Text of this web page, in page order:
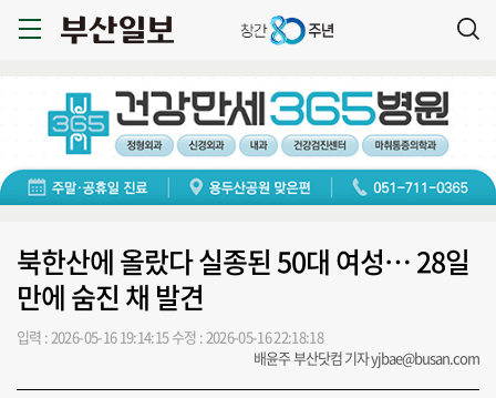
북한산에 올랐다 실종된 50대 여성… 28일
만에 숨진 채 발견
입력 : 2026-05-16 19:14:15수정 : 2026-05-16 22:18:18
배윤주 부산닷컴 기자 yjbae@busan.com